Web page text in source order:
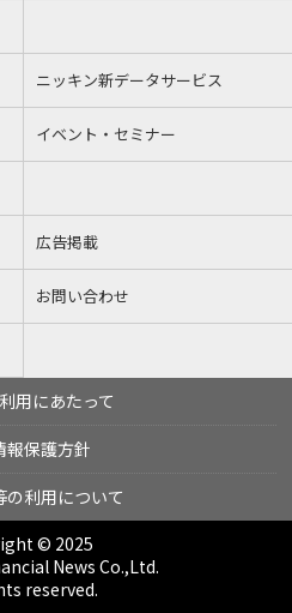
ニッキン新データサービス
イベント・セミナー
広告掲載
お問い合わせ
用にあたって
報保護方針
の利用について
© 2025
News Co.,Ltd.
reserved.